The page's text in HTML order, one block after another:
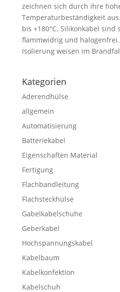
zeichnen sich durch ihre
Temperaturbeständigkeit
bis +180°C. Silikonkabel sind
flammwidrig und
Isolierung weisen im
Kategorien
Aderendhülse
allgemein
Automatisierung
Batteriekabel
Eigenschaften Material
Fertigung
Flachbandleitung
Flachsteckhülse
Gabelkabelschuhe
Geberkabel
Hochspannungskabel
Kabelbaum
Kabelkonfektion
Kabelschuh